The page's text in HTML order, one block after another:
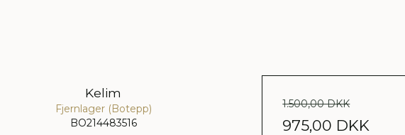
Kelim
Fjernlager (Botepp)
BO214483516
1.500,00 DKK
975,00 DKK